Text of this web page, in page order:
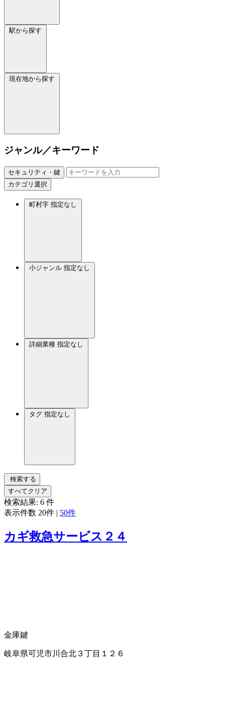
駅から探す
現在地から探す
ジャンル／キーワード
セキュリティ・鍵
カテゴリ選択
町村字 指定なし
小ジャンル 指定なし
詳細業種 指定なし
タグ 指定なし
検索する
すべてクリア
検索結果: 6 件
表示件数 20件 | 50件
カギ救急サービス２４
金庫鍵
岐阜県可児市川合北３丁目１２６